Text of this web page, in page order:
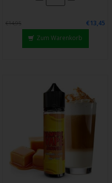
€14,95
€13,45
Zum Warenkorb